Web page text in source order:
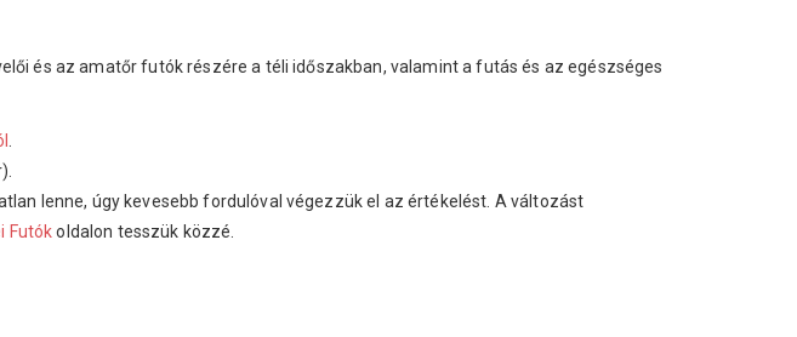
és az amatőr futók részére a téli időszakban, valamint a futás és az egészséges
lenne, úgy kevesebb fordulóval végezzük el az értékelést. A változást
Futókoldalon tesszük közzé.